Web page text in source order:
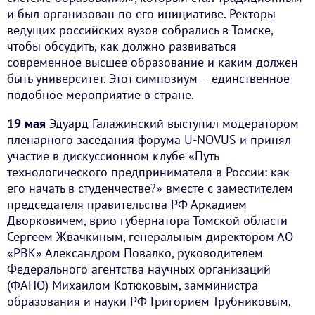
и был организован по его инициативе. Ректоры
ведущих российских вузов собрались в Томске,
чтобы обсудить, как должно развиваться
современное высшее образование и каким должен
быть университет. Этот симпозиум – единственное
подобное мероприятие в стране.
19 мая Эдуард Галажинский выступил модератором
пленарного заседания форума U-NOVUS и принял
участие в дискуссионном клубе «Путь
технологического предпринимателя в России: как
его начать в студенчестве?» вместе с заместителем
председателя правительства РФ Аркадием
Дворковичем, врио губернатора Томской области
Сергеем Жвачкиным, генеральным директором АО
«РВК» Александром Повалко, руководителем
Федерального агентства научных организаций
(ФАНО) Михаилом Котюковым, замминистра
образования и науки РФ Григорием Трубниковым,